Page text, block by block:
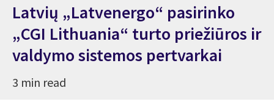
Latvių „Latvenergo“ pasirinko
„CGI Lithuania“ turto priežiūros ir
valdymo sistemos pertvarkai
3 min read